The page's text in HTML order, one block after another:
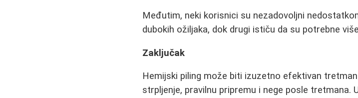
Međutim, neki korisnici su nezadovoljni
dubokih ožiljaka, dok drugi ističu da su potrebne
Zaključak
Hemijski piling može biti izuzetno efektivan
strpljenje, pravilnu pripremu i nege posle tretmana.